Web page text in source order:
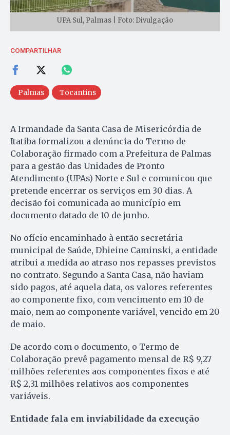
UPA Sul, Palmas | Foto: Divulgação
COMPARTILHAR
Palmas Tocantins
A Irmandade da Santa Casa de Misericórdia de
Itatiba formalizou a denúncia do Termo de
Colaboração firmado com a Prefeitura de Palmas
para a gestão das Unidades de Pronto
Atendimento (UPAs) Norte e Sul e comunicou que
pretende encerrar os serviços em 30 dias. A
decisão foi comunicada ao município em
documento datado de 10 de junho.
No ofício encaminhado à então secretária
municipal de Saúde, Dhieine Caminski, a entidade
atribui a medida ao atraso nos repasses previstos
no contrato. Segundo a Santa Casa, não haviam
sido pagos, até aquela data, os valores referentes
ao componente fixo, com vencimento em 10 de
maio, nem ao componente variável, vencido em 20
de maio.
De acordo com o documento, o Termo de
Colaboração prevê pagamento mensal de R$ 9,27
milhões referentes aos componentes fixos e até
R$ 2,31 milhões relativos aos componentes
variáveis.
Entidade fala em inviabilidade da execução